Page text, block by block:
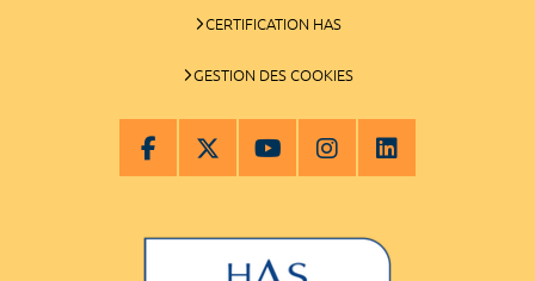
CERTIFICATION HAS
GESTION DES COOKIES